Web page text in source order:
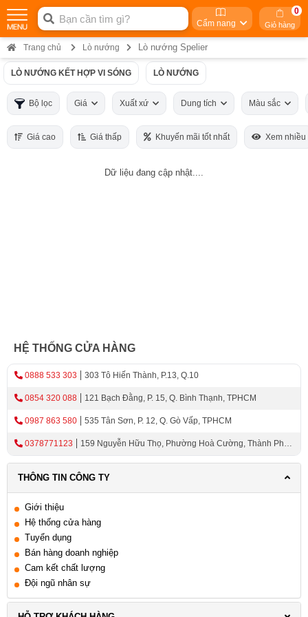
Cẩm nang Giỏ hàng
0
Trang chủ Lò nướng Lò nướng Spelier
LÒ NƯỚNG KẾT HỢP VI SÓNG LÒ NƯỚNG
Bộ lọc Giá Xuất xứ Dung tích Màu sắc
Giá cao Giá thấp Khuyến mãi tốt nhất Xem nhiều
Dữ liệu đang cập nhật....
HỆ THỐNG CỬA HÀNG
0888 533 303 303 Tô Hiến Thành, P.13, Q.10
0854 320 088 121 Bạch Đằng, P. 15, Q. Bình Thạnh, TPHCM
0987 863 580 535 Tân Sơn, P. 12, Q. Gò Vấp, TPHCM
0378771123
159 Nguyễn Hữu Thọ, Phường Hoà Cường, Thành Phố
THÔNG TIN CÔNG TY
Giới thiệu
Hệ thống cửa hàng
Tuyển dụng
Bán hàng doanh nghiệp
Cam kết chất lượng
Đội ngũ nhân sự